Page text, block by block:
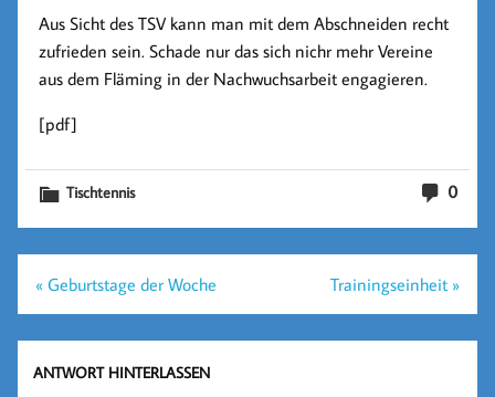
Aus Sicht des TSV kann man mit dem Abschneiden recht
zufrieden sein. Schade nur das sich nichr mehr Vereine
aus dem Fläming in der Nachwuchsarbeit engagieren.
[pdf]
0
Tischtennis
Beitragsnavigation
« Geburtstage der Woche Trainingseinheit »
ANTWORT HINTERLASSEN